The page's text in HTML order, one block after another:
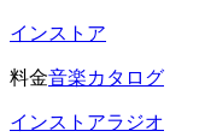
インストア
料金音楽カタログ
インストアラジオ